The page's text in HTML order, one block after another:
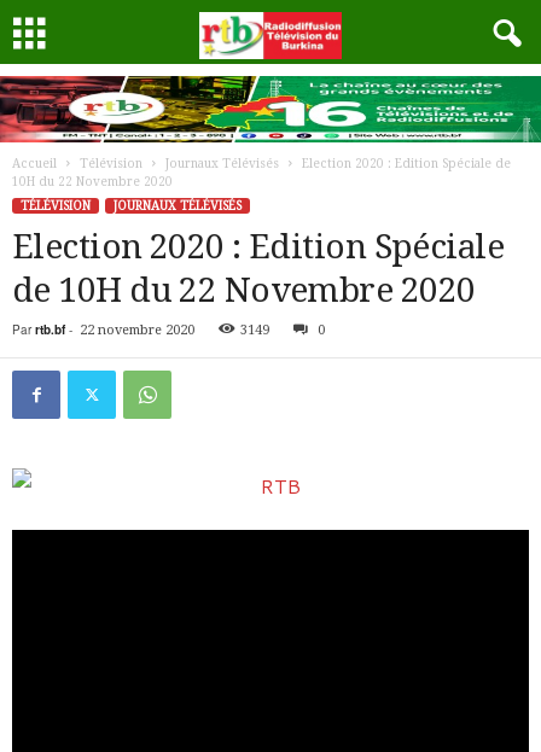
Accueil Télévision Journaux Télévisés
Election 2020 : Edition Spéciale de
10H du 22 Novembre 2020
TÉLÉVISION
JOURNAUX TÉLÉVISÉS
Election 2020 : Edition Spéciale
de 10H du 22 Novembre 2020
Par rtb.bf- 22 novembre 2020 3149 0